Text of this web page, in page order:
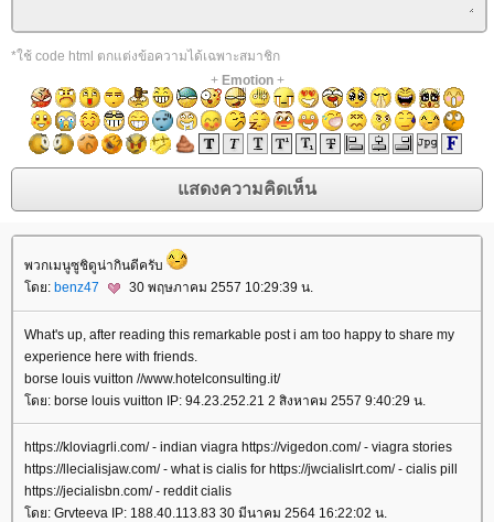
*ใช้ code html ตกแต่งข้อความได้เฉพาะสมาชิก
+ Emotion+
พวกเมนูซูชิดูน่ากินดีครับ
ดย: benz47 30 พฤษภาคม 2557 10:29:39 น.
What's up, after reading this remarkable post i am too happy to share my
experience here with friends.
borse louis vuitton //www.hotelconsulting.it/
ดย: borse louis vuitton IP: 94.23.252.21 2 สิงหาคม 2557 9:40:29 น.
https://kloviagrli.com/ - indian viagra https://vigedon.com/ - viagra stories
https://llecialisjaw.com/ - what is cialis for https://jwcialislrt.com/ - cialis pill
https://jecialisbn.com/ - reddit cialis
ดย: Grvteeva IP: 188.40.113.83 30 มีนาคม 2564 16:22:02 น.